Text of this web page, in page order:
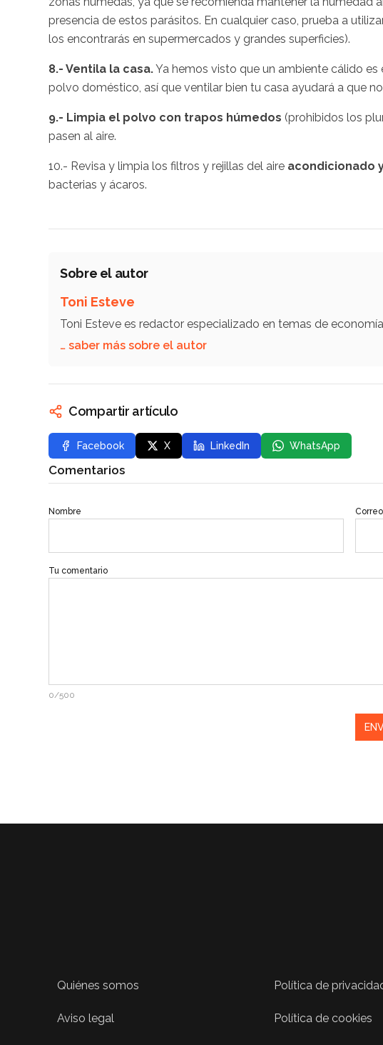
presencia de estos parásitos. En cualquier caso, prueba a
los encontrarás en supermercados y grandes superficies).
8.- Ventila la casa.Ya hemos visto que un ambiente cálido
polvo doméstico, así que ventilar bien tu casa ayudará a que
9.- Limpia el polvo con trapos húmedos (prohibidos los
pasen al aire.
10.- Revisa y limpia los filtros y rejillas del aire acondicionado
bacterias y ácaros.
Sobre el autor
Toni Esteve
Toni Esteve es redactor especializado en temas de
… saber más sobre el autor
Compartir artículo
Facebook X LinkedIn WhatsApp
Comentarios
Nombre
Tu comentario
0/500
Quiénes somos
Aviso legal
Política de
Política de cookies